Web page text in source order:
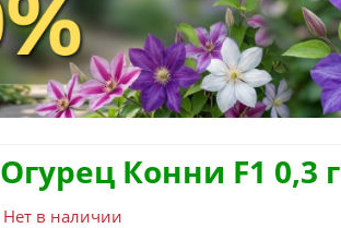
Огурец Конни F1 0,3 г
Нет в наличии